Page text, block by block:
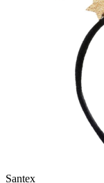
Santex